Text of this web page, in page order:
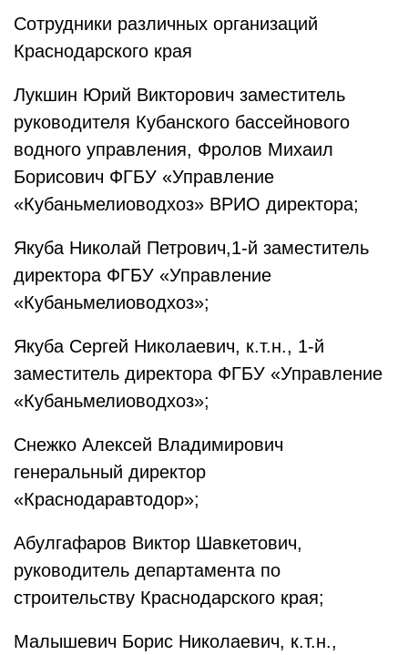
Сотрудники различных организаций
Краснодарского края
Лукшин Юрий Викторович заместитель
руководителя Кубанского бассейнового
водного управления, Фролов Михаил
Борисович ФГБУ «Управление
«Кубаньмелиоводхоз» ВРИО директора;
Якуба Николай Петрович,1-й заместитель
директора ФГБУ «Управление
«Кубаньмелиоводхоз»;
Якуба Сергей Николаевич, к.т.н., 1-й
заместитель директора ФГБУ «Управление
«Кубаньмелиоводхоз»;
Снежко Алексей Владимирович
генеральный директор
«Краснодаравтодор»;
Абулгафаров Виктор Шавкетович,
руководитель департамента по
строительству Краснодарского края;
Малышевич Борис Николаевич, к.т.н.,